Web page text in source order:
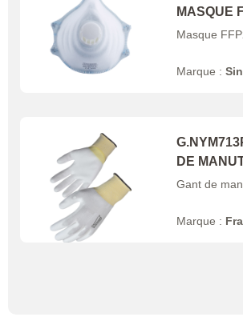
MASQUE
Masque
Marque :
DE
Gant de
Marque :